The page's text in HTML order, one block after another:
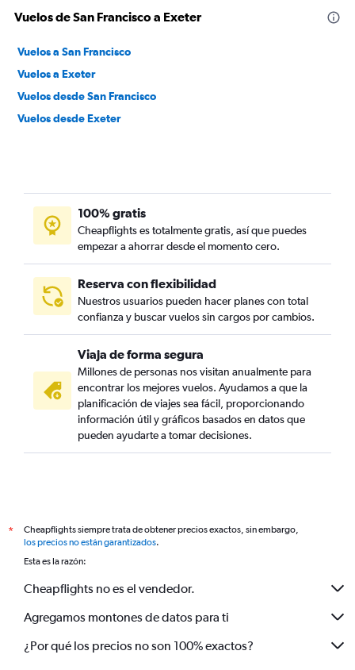
Vuelos de San Francisco a Exeter
Vuelos a San Francisco
Vuelos a Exeter
Vuelos desde San Francisco
Vuelos desde Exeter
100% gratis
Cheapflights es totalmente gratis, así que puedes
empezar a ahorrar desde el momento cero.
Reserva con flexibilidad
Nuestros usuarios pueden hacer planes con total
confianza y buscar vuelos sin cargos por cambios.
Viaja de forma segura
Millones de personas nos visitan anualmente para
encontrar los mejores vuelos. Ayudamos a que la
planificación de viajes sea fácil, proporcionando
información útil y gráficos basados en datos que
pueden ayudarte a tomar decisiones.
*
Cheapflights siempre trata de obtener precios exactos, sin embargo,
los precios no están garantizados.
Esta es la razón:
Cheapflights no es el vendedor.
Agregamos montones de datos para ti
¿Por qué los precios no son 100% exactos?